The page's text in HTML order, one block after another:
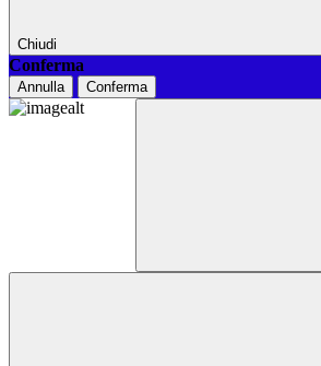
Chiudi
Conferma
Annulla Conferma